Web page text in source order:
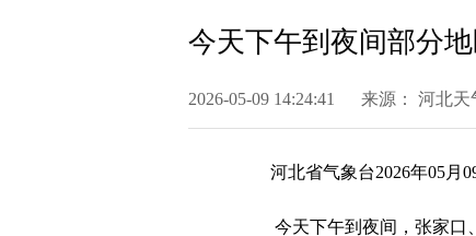
今天下午到夜间部分
2026-05-09 14:24:41 来源： 河北天
河北省气象台2026年05月09
今天下午到夜间，张家口、